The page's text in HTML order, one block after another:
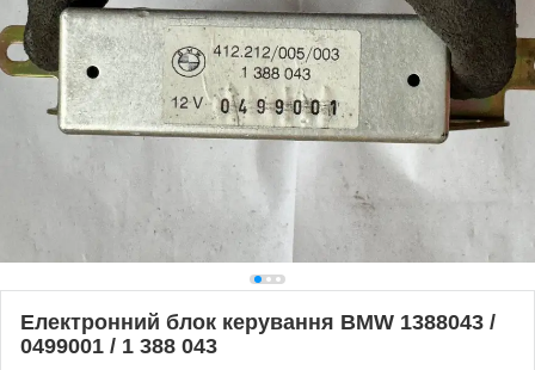
Електронний блок керування BMW 1388043 /
0499001 / 1 388 043